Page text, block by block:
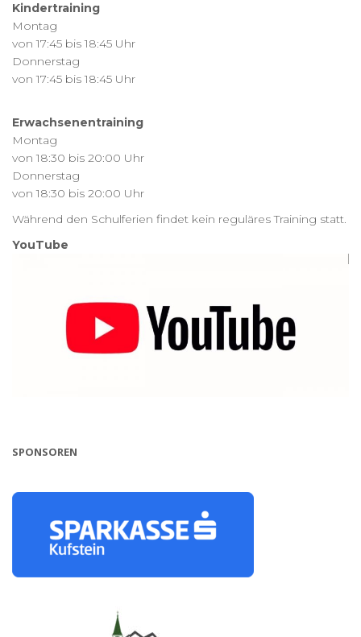
Kindertraining
Montag
von 17:45 bis 18:45 Uhr
Donnerstag
von 17:45 bis 18:45 Uhr
Erwachsenentraining
Montag
von 18:30 bis 20:00 Uhr
Donnerstag
von 18:30 bis 20:00 Uhr
Während den Schulferien findet kein reguläres Training statt.
YouTube
SPONSOREN